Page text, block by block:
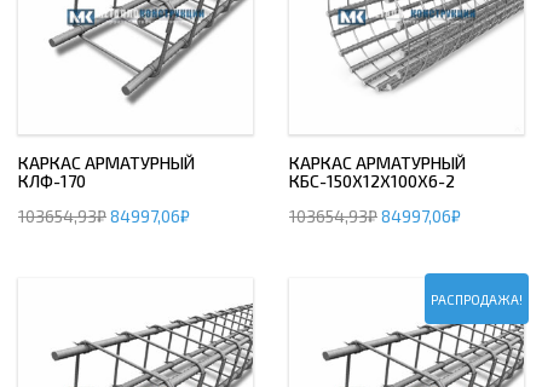
КАРКАС АРМАТУРНЫЙ
КЛФ-170
103654,93₽84997,06₽
КАРКАС АРМАТУРНЫЙ
КБС-150Х12Х100Х6-2
103654,93₽84997,06₽
РАСПРОДАЖА!